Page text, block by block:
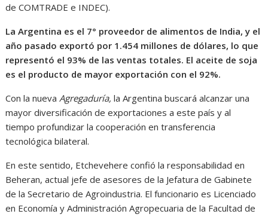
de COMTRADE e INDEC).
La Argentina es el 7° proveedor de alimentos de India, y el
año pasado exportó por 1.454 millones de dólares, lo que
representó el 93% de las ventas totales. El aceite de soja
es el producto de mayor exportación con el 92%.
Con la nueva Agregaduría, la Argentina buscará alcanzar una
mayor diversificación de exportaciones a este país y al
tiempo profundizar la cooperación en transferencia
tecnológica bilateral.
En este sentido, Etchevehere confió la responsabilidad en
Beheran, actual jefe de asesores de la Jefatura de Gabinete
de la Secretario de Agroindustria. El funcionario es Licenciado
en Economía y Administración Agropecuaria de la Facultad de